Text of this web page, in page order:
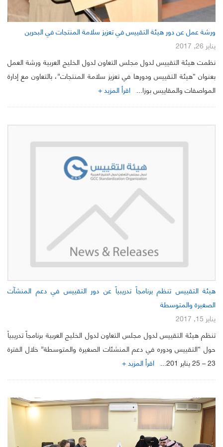
ورشة عمل عن دور هيئة التقييس في تعزيز سلامة المنتجات في البحرين
يناير 26, 2017
نظمت هيئة التقييس لدول مجلس التعاون لدول الخليج العربية ورشة العمل
بعنوان “هيئة التقييس ودورها في تعزيز سلامة المنتجات”، بالتعاون مع إدارة
المواصفات والمقاييس بوزا... اقرأ المزيد +
هيئة التقييس تنظم برنامجاً تدريبياً عن دور التقييس في دعم المنشآت
الصغيرة والمتوسطة
يناير 15, 2017
تنظم هيئة التقييس لدول مجلس التعاون لدول الخليج العربية برنامجاً تدريبياً
حول “التقييس ودوره في دعم المنشئات الصغيرة والمتوسطة” خلال الفترة
23 – 25 يناير 201...
اقرأ المزيد +